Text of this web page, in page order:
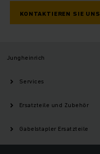
KONTAKTIEREN SIE UNS
Jungheinrich
Services
Ersatzteile und Zubehör
Gabelstapler Ersatzteile